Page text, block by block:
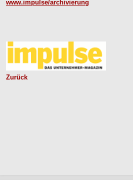
www.impulse/archivierung
Zurück